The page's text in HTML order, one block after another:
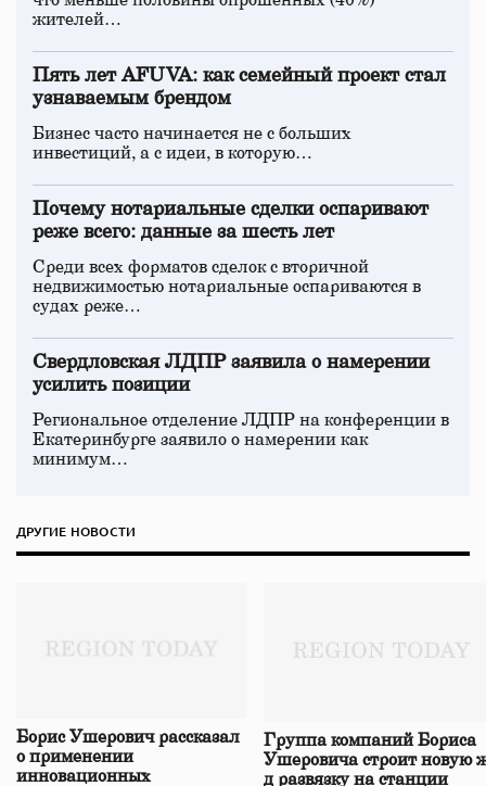
жителей…
Пять лет AFUVA: как семейный проект стал
узнаваемым брендом
Бизнес часто начинается не с больших
инвестиций, а с идеи, в которую…
Почему нотариальные сделки оспаривают
реже всего: данные за шесть лет
Среди всех форматов сделок с вторичной
недвижимостью нотариальные оспариваются в
судах реже…
Свердловская ЛДПР заявила о намерении
усилить позиции
Региональное отделение ЛДПР на конференции в
Екатеринбурге заявило о намерении как
минимум…
ДРУГИЕ НОВОСТИ
Борис Ушерович рассказал
о применении
инновационных
Группа компаний Бориса
Ушеровича строит новую
д развязку на станции